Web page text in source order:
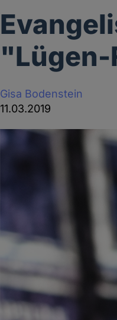
Gisa Bodenstein
11.03.2019